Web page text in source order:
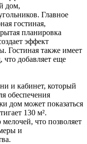
дом,
Главное
гостиная,
планировка
эффект
Гостиная также имеет
добавляет еще
и кабинет, который
обеспечения
дом может показаться
130 м².
что позволяет
и